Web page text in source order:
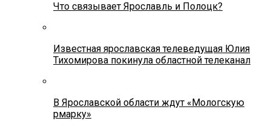
Что связывает Ярославль и Полоцк?
Известная ярославская телеведущая Юлия
Тихомирова покинула областной телеканал
В Ярославской области ждут «Мологскую
рмарку»